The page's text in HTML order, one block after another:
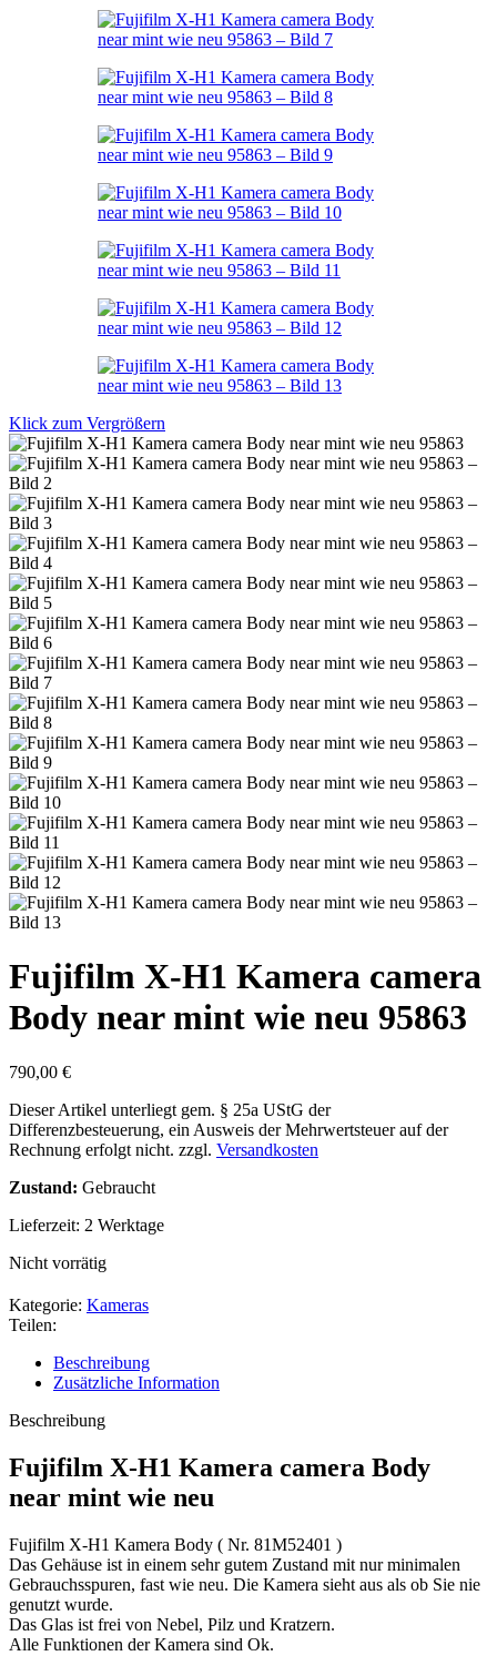
Klick zum Vergrößern
Fujifilm X-H1 Kamera camera
Body near mint wie neu 95863
790,00 €
Dieser Artikel unterliegt gem. § 25a UStG der
Differenzbesteuerung, ein Ausweis der Mehrwertsteuer auf der
Rechnung erfolgt nicht. zzgl. Versandkosten
Zustand: Gebraucht
Lieferzeit: 2 Werktage
Nicht vorrätig
Kategorie: Kameras
Teilen:
Beschreibung
Zusätzliche Information
Beschreibung
Fujifilm X-H1 Kamera camera Body
near mint wie neu
Fujifilm X-H1 Kamera Body ( Nr. 81M52401 )
Das Gehäuse ist in einem sehr gutem Zustand mit nur minimalen
Gebrauchsspuren, fast wie neu. Die Kamera sieht aus als ob Sie nie
genutzt wurde.
Das Glas ist frei von Nebel, Pilz und Kratzern.
Alle Funktionen der Kamera sind Ok.